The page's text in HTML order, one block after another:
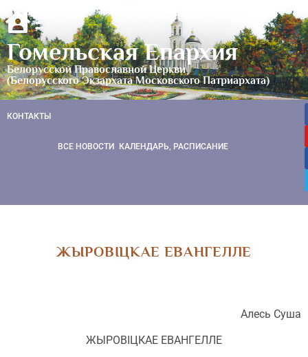
Гомельская Епархия
Белорусской Православной Церкви
(Белорусского Экзархата Московского Патриархата)
КОНТАКТЫ
ВСЕ НОВОСТИ КАЛЕНДАРЬ, РАСПИСАНИЕ
ЖЫРОВІЦКАЕ ЕВАНГЕЛЛЕ
Алесь Суша
ЖЫРОВІЦКАЕ ЕВАНГЕЛЛЕ